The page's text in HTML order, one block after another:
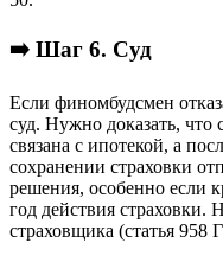
➡️ Шаг 6. Суд
Если финомбудсмен
суд. Нужно доказать, что
связана с ипотекой, а
сохранении страховки
решения, особенно если
год действия страховки.
страховщика (статья 958